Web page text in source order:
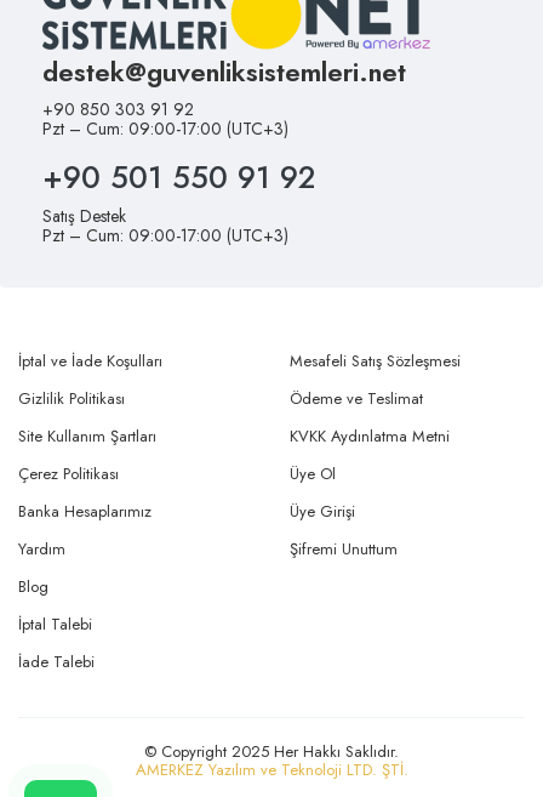
destek@guvenliksistemleri.net
+90 850 303 91 92
Pzt – Cum: 09:00-17:00 (UTC+3)
+90 501 550 91 92
Satış Destek
Pzt – Cum: 09:00-17:00 (UTC+3)
İptal ve İade Koşulları
Gizlilik Politikası
Site Kullanım Şartları
Mesafeli Satış Sözleşmesi
Ödeme ve Teslimat
KVKK Aydınlatma Metni
Çerez Politikası
Banka Hesaplarımız
Yardım
Üye Ol
Üye Girişi
Şifremi Unuttum
Blog
İptal Talebi
İade Talebi
© Copyright 2025 Her Hakkı Saklıdır.
AMERKEZ Yazılım ve Teknoloji LTD. ŞTİ.